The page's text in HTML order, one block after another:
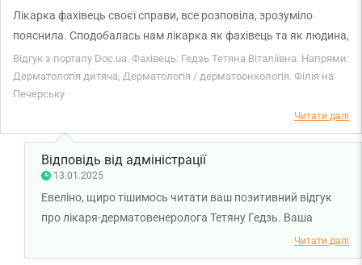
Лікарка фахівець своєї справи, все розповіла, зрозуміло
пояснила. Сподобалась нам лікарка як фахівець та як людина,
ми давно до неї звертаємось по допомогу.
Відгук з порталу Doc.ua. Фахівець: Гедзь Тетяна Віталіївна. Напрями:
Дерматологія дитяча, Дерматологія / дерматоонкологія. Філія на
Печерську
Читати далі
Відповідь від адміністрації
13.01.2025
Евеліно, щиро тішимось читати ваш позитивний відгук
про лікаря-дерматовенеролога Тетяну Гедзь. Ваша
вдячність та позитивна оцінка — це найкраща нагорода
для нашої команди! Бажаємо вам міцного здоров'я!
Читати далі